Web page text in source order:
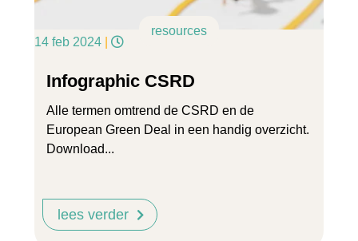
resources
14 feb 2024
Infographic CSRD
Alle termen omtrend de CSRD en de
European Green Deal in een handig overzicht.
Download...
lees verder